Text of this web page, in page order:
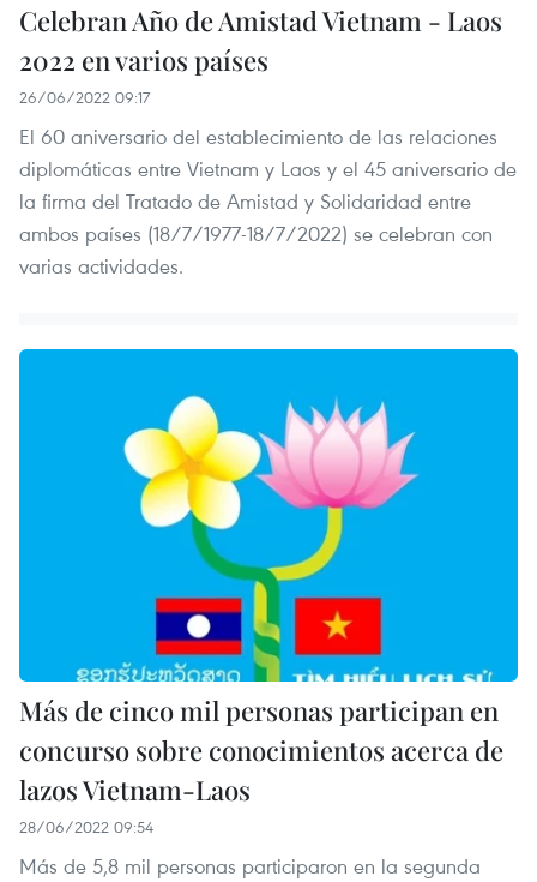
Celebran Año de Amistad Vietnam - Laos
2022 en varios países
26/06/2022 09:17
El 60 aniversario del establecimiento de las relaciones
diplomáticas entre Vietnam y Laos y el 45 aniversario de
la firma del Tratado de Amistad y Solidaridad entre
ambos países (18/7/1977-18/7/2022) se celebran con
varias actividades.
Más de cinco mil personas participan en
concurso sobre conocimientos acerca de
lazos Vietnam-Laos
28/06/2022 09:54
Más de 5,8 mil personas participaron en la segunda